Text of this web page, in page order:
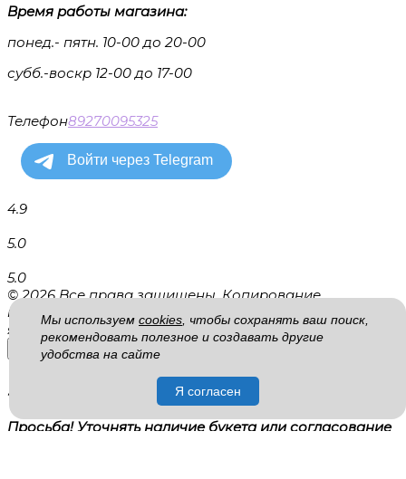
Время работы магазина:
понед.- пятн. 10-00 до 20-00
субб.-воскр 12-00 до 17-00
Телефон89270095325
4.9
5.0
5.0
© 2026 Все права защищены. Копирование
информации запрещено. Информация на сайте не
является публичной офертой.
Уважаемые гости!
Просьба! Уточнять наличие букета или согласование
Мы используем cookies , чтобы сохранять ваш поиск,
рекомендовать полезное и создавать другие
удобства на сайте
Я согласен